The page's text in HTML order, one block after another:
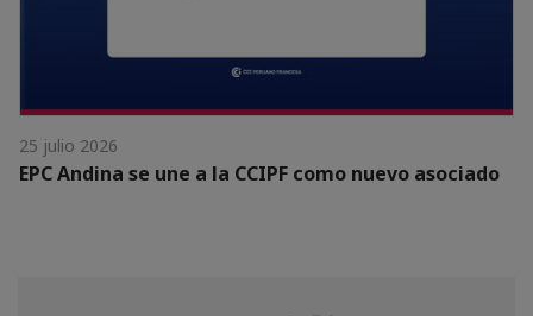
25 julio 2026
EPC Andina se une a la CCIPF como nuevo asociado